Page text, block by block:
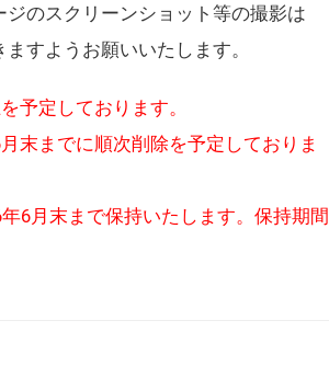
のスクリーンショット等の撮影は
すようお願いいたします。
予定しております。
末までに順次削除を予定しておりま
6月末まで保持いたします。保持期間